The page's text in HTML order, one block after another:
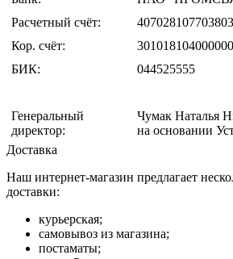
Расчетный счёт:
Кор. счёт:
БИК:
044525555
Генеральный
директор:
Чумак Наталья
на основании
Доставка
Наш интернет-магазин предлагает
доставки:
курьерская;
самовывоз из магазина;
постаматы;